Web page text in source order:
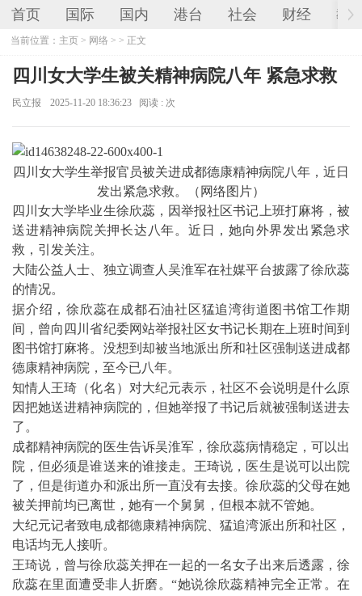
首页 国际 国内 港台 社会 财经 教
当前位置： 主页 > 网络 > > 正文
四川女大学生被关精神病院八年 紧急求救
民立报 2025-11-20 18:36:23 阅读 : 次
四川女大学生举报官员被关进成都德康精神病院八年，近日
发出紧急求救。（网络图片）
四川女大学毕业生徐欣蕊，因举报社区书记上班打麻将，被
送进精神病院关押长达八年。近日，她向外界发出紧急求
救，引发关注。
大陆公益人士、独立调查人吴淮军在社媒平台披露了徐欣蕊
的情况。
据介绍，徐欣蕊在成都石油社区猛追湾街道图书馆工作期
间，曾向四川省纪委网站举报社区女书记长期在上班时间到
图书馆打麻将。没想到却被当地派出所和社区强制送进成都
德康精神病院，至今已八年。
知情人王琦（化名）对大纪元表示，社区不会说明是什么原
因把她送进精神病院的，但她举报了书记后就被强制送进去
了。
成都精神病院的医生告诉吴淮军，徐欣蕊病情稳定，可以出
院，但必须是谁送来的谁接走。王琦说，医生是说可以出院
了，但是街道办和派出所一直没有去接。徐欣蕊的父母在她
被关押前均已离世，她有一个舅舅，但根本就不管她。
大纪元记者致电成都德康精神病院、猛追湾派出所和社区，
电话均无人接听。
王琦说，曾与徐欣蕊关押在一起的一名女子出来后透露，徐
欣蕊在里面遭受非人折磨。“她说徐欣蕊精神完全正常。在